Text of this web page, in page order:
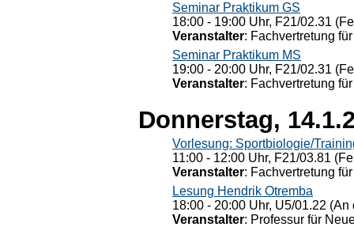
Seminar Praktikum GS
18:00 - 19:00 Uhr, F21/02.31
Veranstalter: Fachvertretung
Seminar Praktikum MS
19:00 - 20:00 Uhr, F21/02.31
Veranstalter: Fachvertretung
Donnerstag,
Vorlesung: Sportbiologie/
11:00 - 12:00 Uhr, F21/03.81
Veranstalter: Fachvertretung
Lesung Hendrik Otremba
18:00 - 20:00 Uhr, U5/01.22
Veranstalter: Professur für